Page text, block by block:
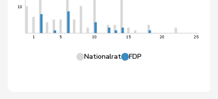
10
1 5 10 15 20 25
Nationalrat FDP